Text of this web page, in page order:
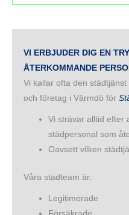
VI ERBJUDER DIG EN
ÅTERKOMMANDE
Vi kallar ofta den
och företag i Värmdö för
Vi strävar alltid efter
städpersonal som
Oavsett vilken
Våra städteam är:
Legitimerade